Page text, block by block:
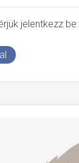
jelentkezz be.